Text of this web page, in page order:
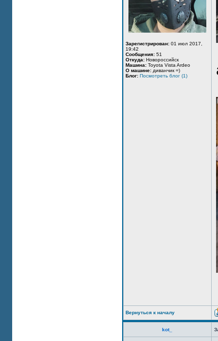
Зарегистрирован: 01 июл 2017,
19:42
Сообщения: 51
Откуда: Новороссийск
Машина: Toyota Vista Ardeo
О машине: диванчик =)
Блог: Посмотреть блог (1)
Вернуться к началу
kot_